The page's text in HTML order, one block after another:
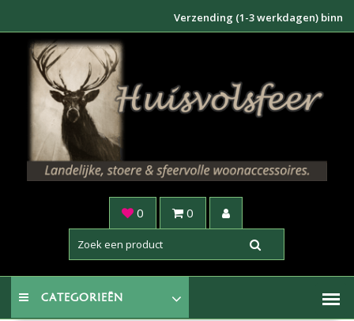
inhoud
Verzending (1-3 werkdagen) binnen
0 0
CATEGORIEËN